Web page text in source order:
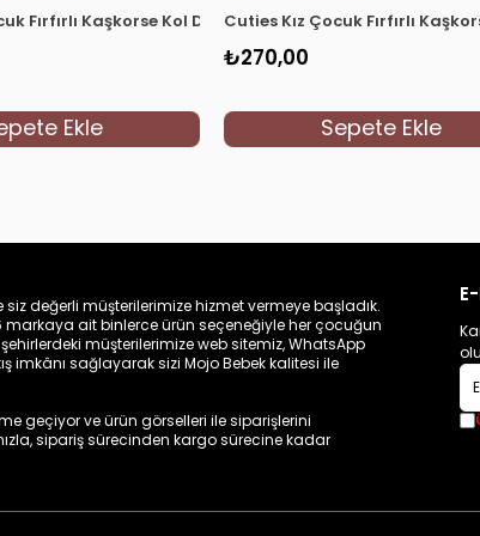
Fırfırlı Kaşkorse Kol Detaylı Bluz 3292 Mint
Ekle
Cuties Kız Çocuk Fırfırlı
₺270,00
Sepete Ekle
değerli müşterilerimize hizmet vermeye başladık.
markaya ait binlerce ürün seçeneğiyle her çocuğun
müşterilerimize web sitemiz, WhatsApp
imkânı sağlayarak sizi Mojo Bebek kalitesi ile
geçiyor ve ürün görselleri ile siparişlerini
sipariş sürecinden kargo sürecine kadar